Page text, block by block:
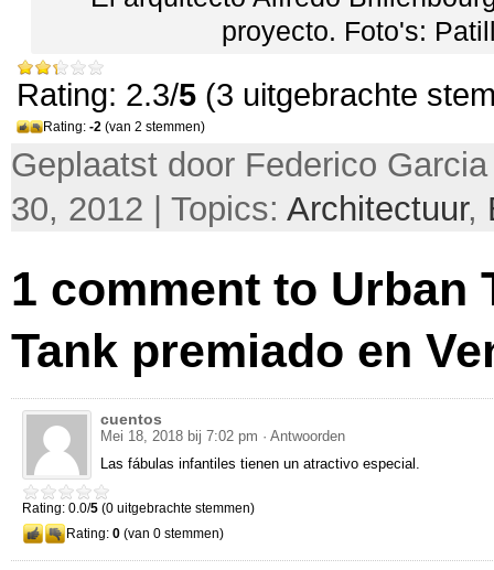
proyecto. Foto's:
Rating: 2.3/5 (3 uitgebrachte
Rating: -2 (van 2 stemmen)
Geplaatst door Federico
30, 2012 | Topics: Architectuur,
1 comment to Urban
Tank premiado en
cuentos
Mei 18, 2018 bij 7:02 pm · Antwoorden
Las fábulas infantiles tienen un atractivo especial .
Rating: 0.0/5 (0 uitgebrachte stemmen)
Rating: 0 (van 0 stemmen)